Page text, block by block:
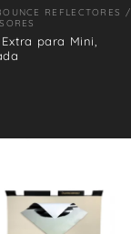
REFLECTORES /
para Mini,